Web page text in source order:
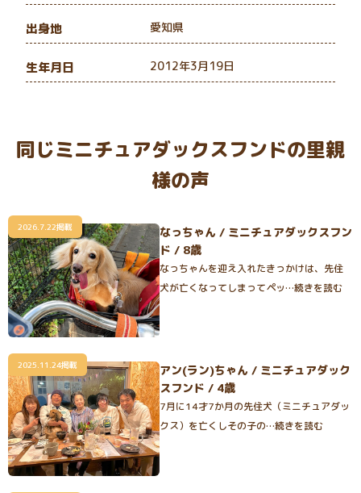
出身地 愛知県
生年月日 2012年3月19日
同じミニチュアダックスフンドの里親
様の声
2026.7.22掲載
なっちゃん / ミニチュアダックスフン
ド / 8歳
なっちゃんを迎え入れたきっかけは、先住
犬が亡くなってしまってペッ…続きを読む
2025.11.24掲載
アン(ラン)ちゃん / ミニチュアダック
スフンド / 4歳
7月に14才7か月の先住犬（ミニチュアダッ
クス）を亡くしその子の…続きを読む